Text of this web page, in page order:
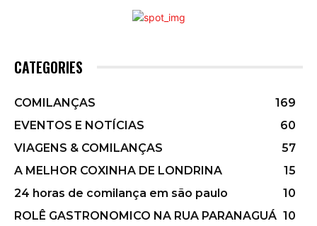
CATEGORIES
COMILANÇAS
169
EVENTOS E NOTÍCIAS
60
VIAGENS & COMILANÇAS
57
A MELHOR COXINHA DE LONDRINA
15
24 horas de comilança em são paulo
10
ROLÊ GASTRONOMICO NA RUA PARANAGUÁ 10